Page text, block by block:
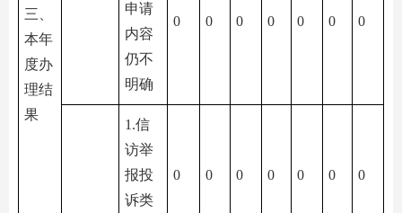
三、
本年
度办
理结
果
申请
内容
仍不
明确
0 0 0 0 0 0 0
1.信
访举
报投
诉类
0 0 0 0 0 0 0